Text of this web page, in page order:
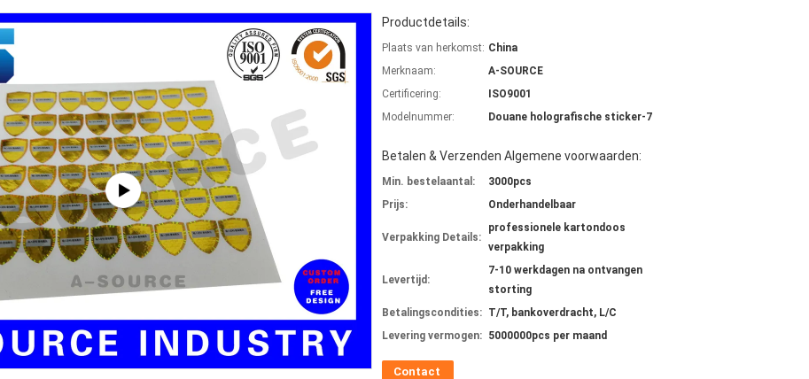
Productdetails:
Plaats van herkomst: China
Merknaam:
A-SOURCE
Certificering:
ISO9001
Modelnummer:
Douane holografische sticker-7
Betalen & Verzenden Algemene voorwaarden:
Min. bestelaantal:
3000pcs
Prijs:
Onderhandelbaar
Verpakking Details:
professionele kartondoos
verpakking
Levertijd:
7-10 werkdagen na ontvangen
storting
Betalingscondities: T/T, bankoverdracht, L/C
Levering vermogen: 5000000pcs per maand
Contact